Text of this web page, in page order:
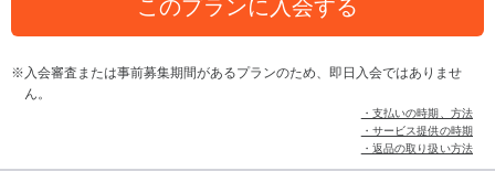
このプランに入会する
入会審査または事前募集期間があるプランのため、即日入会ではありませ
ん。
・支払いの時期、方法
・サービス提供の時期
・返品の取り扱い方法